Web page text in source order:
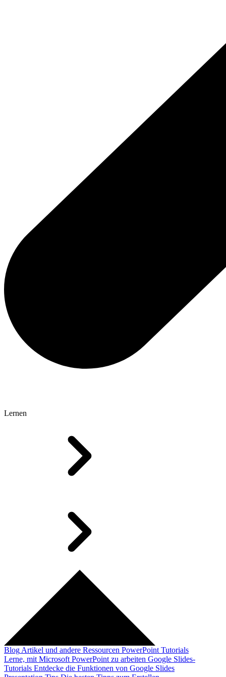
Lernen
Blog Artikel und andere Ressourcen PowerPoint Tutorials
Lerne, mit Microsoft PowerPoint zu arbeiten Google Slides-
Tutorials Entdecke die Funktionen von Google Slides